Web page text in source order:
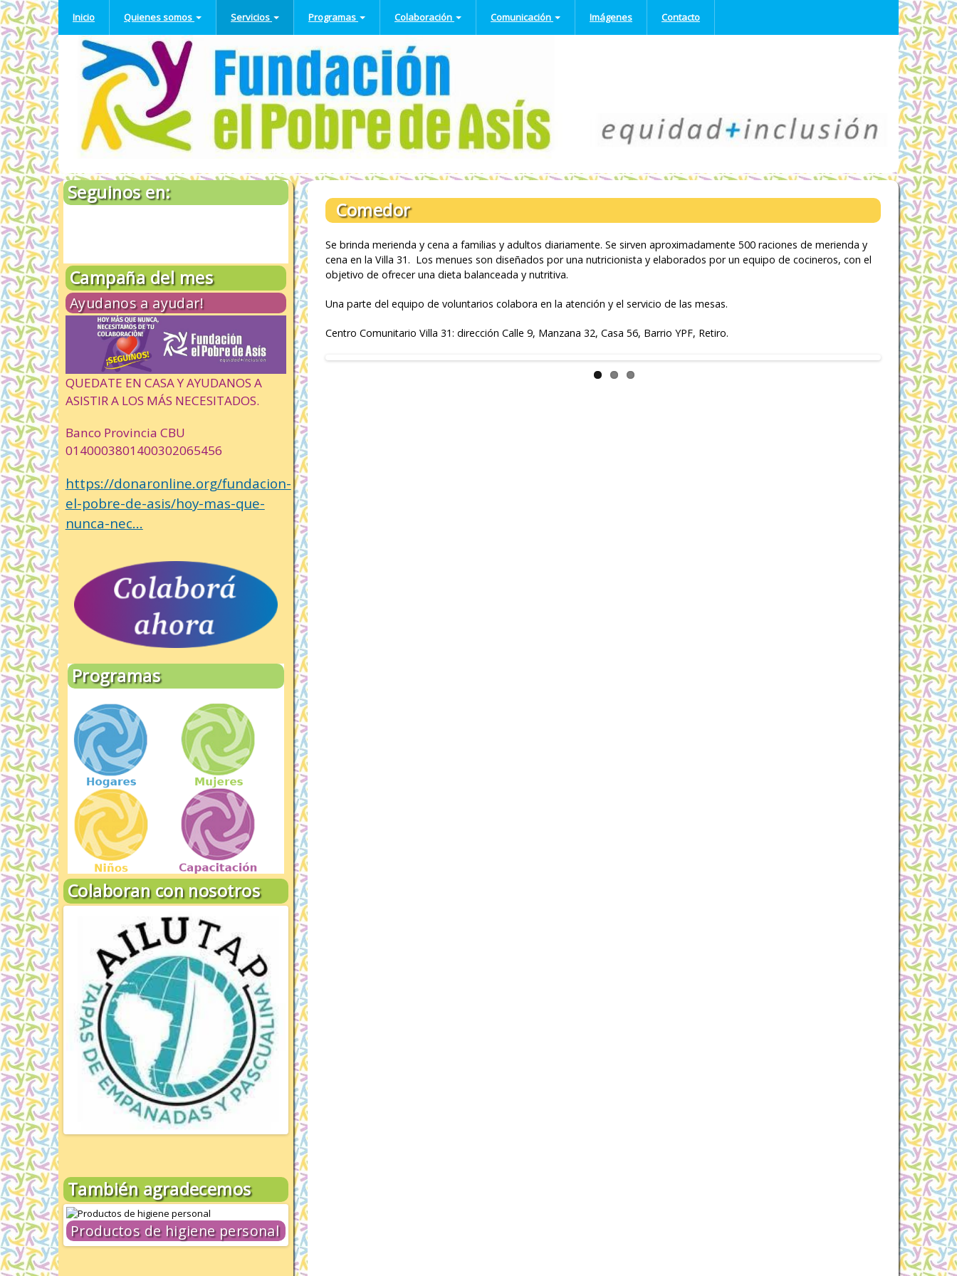
contenido
principal
Inicio Quienes somos
Nuestra Historia
Staff
Trabajo en Red
La Fundación en números
Servicios
Trabajo Social
Farmacia
Comedor
Ropería
Peluquería
Consultorio Psicológico
Duchas y Lavado de Ropa
Actividades socio-culturales
Programas
HOGARES
Hogares de
Tránsito para
personas con
discapacidad en
situación de calle
Centro de Día
REVINCULACIÓN
Salir al encuentro
Inclusión Digital
Programa de
motivación del
Colaboración
Club Amigos de la Fundación
Colaboración Empresas
Voluntariado
Opciones de Voluntariado
Colaborá Ahora
<NONE>
Comunicación
Programa de radio
Imágenes Contacto
Seguinos en:
Campaña del mes
Ayudanos a ayudar!
QUEDATE EN CASA Y AYUDANOS A
ASISTIR A LOS MÁS NECESITADOS.
Banco Provincia CBU
0140003801400302065456
https://donaronline.org/fundacion-
el-pobre-de-asis/hoy-mas-que-
nunca-nec...
Programas
Colaboran con nosotros
También agradecemos
Productos de higiene personal
Comedor
Se brinda merienda y cena a familias y adultos diariamente. Se sirven aproximadamente 500 raciones de merienda y
cena en la Villa 31. Los menues son diseñados por una nutricionista y elaborados por un equipo de cocineros, con el
objetivo de ofrecer una dieta balanceada y nutritiva.
Una parte del equipo de voluntarios colabora en la atención y el servicio de las mesas.
Centro Comunitario Villa 31: dirección Calle 9, Manzana 32, Casa 56, Barrio YPF, Retiro.